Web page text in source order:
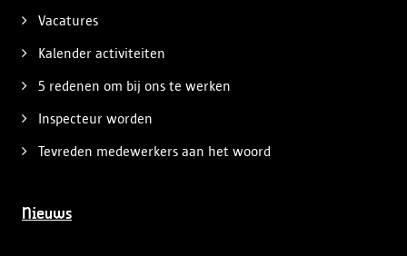
Vacatures
Kalender activiteiten
5 redenen om bij ons te werken
Inspecteur worden
Tevreden medewerkers aan het woord
Nieuws